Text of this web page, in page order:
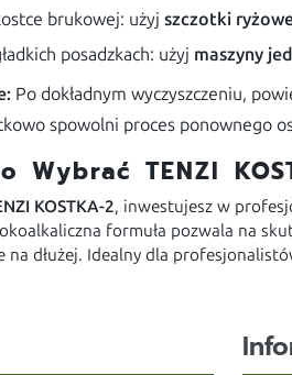
brukowej: użyjszczotki
posadzkach: użyj maszyny
Po dokładnym wyczyszczeniu,
spowolni proces ponownego
Wybrać TENZI
KOSTKA-2, inwestujesz w
formuła pozwala na
na dłużej. Idealny dla